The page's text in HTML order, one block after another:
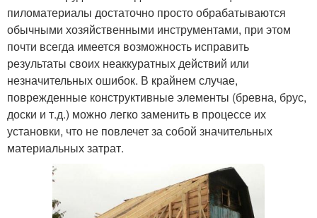
пиломатериалы достаточно просто обрабатываются
обычными хозяйственными инструментами, при этом
почти всегда имеется возможность исправить
результаты своих неаккуратных действий или
незначительных ошибок. В крайнем случае,
поврежденные конструктивные элементы (бревна, брус,
доски и т.д.) можно легко заменить в процессе их
установки, что не повлечет за собой значительных
материальных затрат.